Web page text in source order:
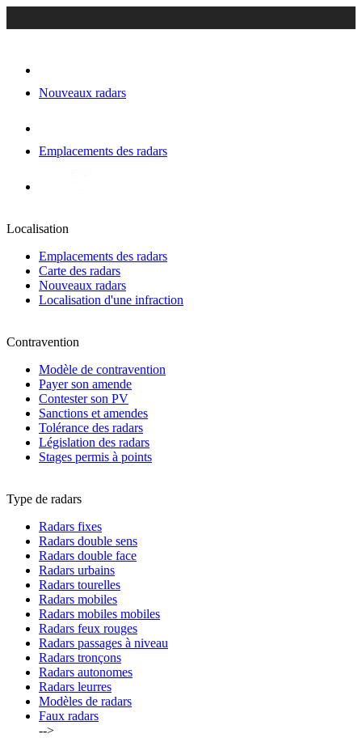
Nouveaux radars
Emplacements des radars
Localisation
Emplacements des radars
Carte des radars
Nouveaux radars
Localisation d'une infraction
Contravention
Modèle de contravention
Payer son amende
Contester son PV
Sanctions et amendes
Tolérance des radars
Législation des radars
Stages permis à points
Type de radars
Radars fixes
Radars double sens
Radars double face
Radars urbains
Radars tourelles
Radars mobiles
Radars mobiles mobiles
Radars feux rouges
Radars passages à niveau
Radars tronçons
Radars autonomes
Radars leurres
Modèles de radars
Faux radars
-->